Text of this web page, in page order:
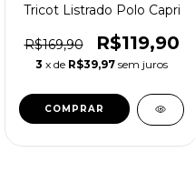
Tricot Listrado Polo Capri
R$169,90 R$119,90
3 x de R$39,97 sem juros
COMPRAR